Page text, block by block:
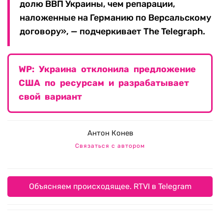
долю ВВП Украины, чем репарации,
наложенные на Германию по Версальскому
договору», — подчеркивает The Telegraph.
WP: Украина отклонила предложение
США по ресурсам и разрабатывает
свой вариант
Антон Конев
Связаться с автором
Объясняем происходящее. RTVI в Telegram